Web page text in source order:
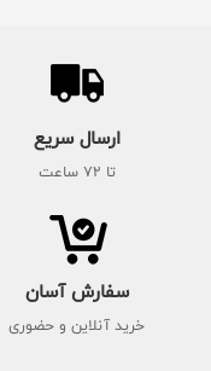
ارسال سریع
تا 72 ساعت
سفارش آسان
خرید آنلاین و حضوری